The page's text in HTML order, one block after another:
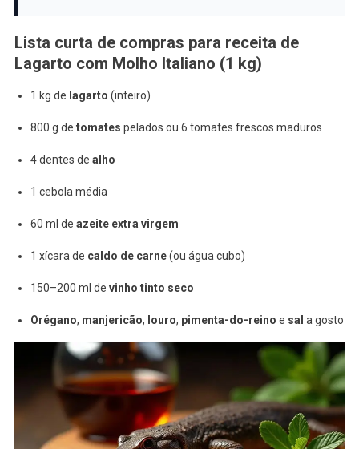
Lista curta de compras para receita de
Lagarto com Molho Italiano (1 kg)
1 kg de lagarto (inteiro)
800 g de tomates pelados ou 6 tomates frescos maduros
4 dentes de alho
1 cebola média
60 ml de azeite extra virgem
1 xícara de caldo de carne(ou água cubo)
150–200 ml de vinho tinto seco
Orégano, manjericão, louro, pimenta-do-reino e sal a gosto